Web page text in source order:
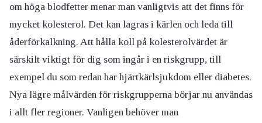
om höga blodfetter menar man vanligtvis att det finns för
mycket kolesterol. Det kan lagras i kärlen och leda till
åderförkalkning. Att hålla koll på kolesterolvärdet är
särskilt viktigt för dig som ingår i en riskgrupp, till
exempel du som redan har hjärtkärlsjukdom eller diabetes.
Nya lägre målvärden för riskgrupperna börjar nu användas
i allt fler regioner. Vanligen behöver man